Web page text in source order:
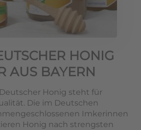
HONIG
AUS BAYERN
Honig steht für
Die im Deutschen
Imkerinnen
Honig nach strengsten